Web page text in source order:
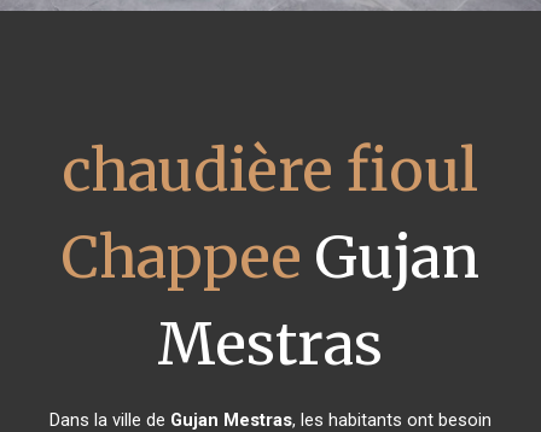
chaudière fioul
Chappee Gujan
Mestras
Dans la ville de Gujan Mestras, les habitants ont besoin